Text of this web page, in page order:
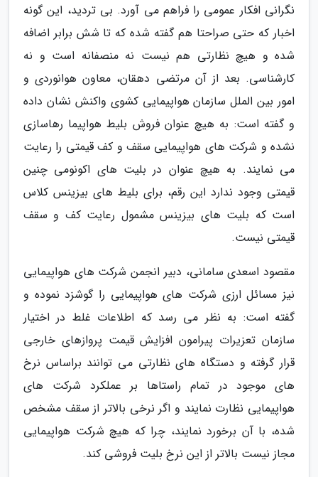
نگرانی افکار عمومی را فراهم می آورد. بی تردید، این گونه
اخبار که حتی صراحتا هم گفته شده که تا شش برابر اضافه
شده و هیچ نظارتی هم نیست نه منصفانه است و نه
کارشناسی. بعد از آن مرتضی دهقان، معاون هوانوردی و
امور بین الملل سازمان هواپیمایی کشوی واکنش نشان داده
و گفته است: به هیچ عنوان فروش بلیط هواپیما رهاسازی
نشده و شرکت های هواپیمایی سقف و کف قیمتی را رعایت
می نمایند. به هیچ عنوان در بلیت های اکونومی چنین
قیمتی وجود ندارد این رقم، برای بلیط های بیزینس کلاس
است که بلیت های بیزینس مشمول رعایت کف و سقف
قیمتی نیست.
مقصود اسعدی سامانی، دبیر انجمن شرکت های هواپیمایی
نیز مسائل ارزی شرکت های هواپیمایی را گوشزد نموده و
گفته است: به نظر می رسد که اطلاعات غلط در اختیار
سازمان تعزیرات پیرامون افزایش قیمت پروازهای خارجی
قرار گرفته و دستگاه های نظارتی می توانند براساس نرخ
های موجود در تمام راستاها بر عملکرد شرکت های
هواپیمایی نظارت نمایند و اگر نرخی بالاتر از سقف مشخص
شده، با آن برخورد نمایند، چرا که هیچ شرکت هواپیمایی
مجاز نیست بالاتر از این نرخ بلیت فروشی کند.